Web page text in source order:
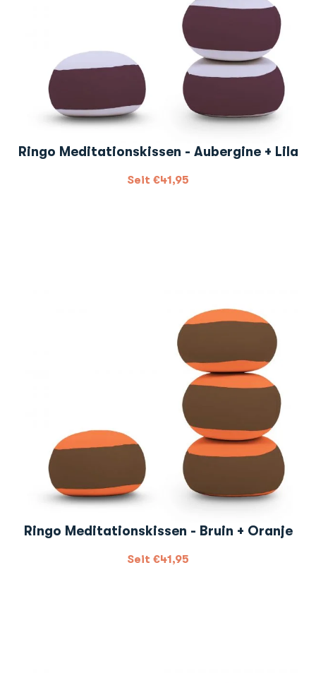
Ringo Meditationskissen - Aubergine + Lila
Seit €41,95
Ringo Meditationskissen - Bruin + Oranje
Seit €41,95